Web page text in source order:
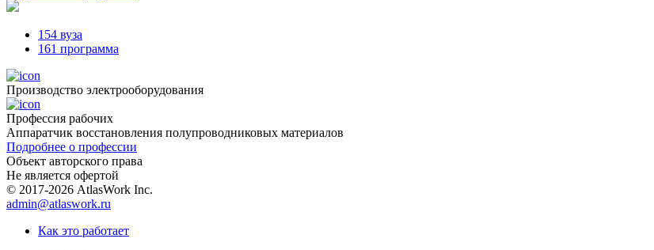
154 вуза
161 программа
Производство электрооборудования
Профессия рабочих
Аппаратчик восстановления полупроводниковых материалов
Подробнее о профессии
Объект авторского права
Не является офертой
© 2017-2026 AtlasWork Inc.
admin@atlaswork.ru
Как это работает